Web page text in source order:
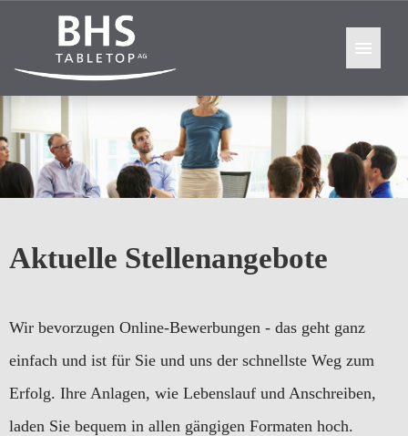
Warum BHS
Aktuelle Stellenangebote
Wir bevorzugen Online-Bewerbungen - das geht ganz
einfach und ist für Sie und uns der schnellste Weg zum
Erfolg. Ihre Anlagen, wie Lebenslauf und Anschreiben,
laden Sie bequem in allen gängigen Formaten hoch.